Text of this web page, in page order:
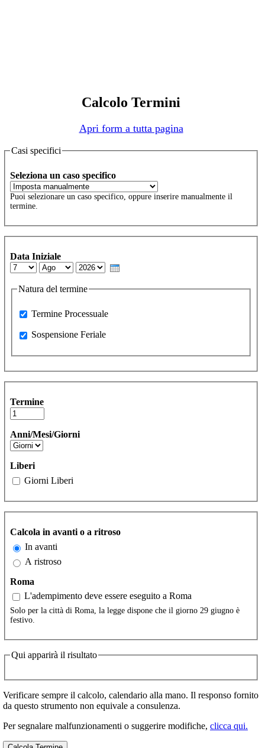
Calcolo Termini
Apri form a tutta pagina
Casi specifici
Seleziona un caso specifico
Puoi selezionare un caso specifico, oppure inserire manualmente il
termine.
Data Iniziale
Day
Month Year
Natura del termine
Processuale
Termine Processuale
Sospensione Feriale
Sospensione Feriale
Termine
Anni/Mesi/Giorni
Liberi
Giorni Liberi
Calcola in avanti o a ritroso
In avanti
A ristroso
Roma
L'adempimento deve essere eseguito a Roma
Solo per la città di Roma, la legge dispone che il giorno 29 giugno è
festivo.
Qui apparirà il risultato
Verificare sempre il calcolo, calendario alla mano. Il responso fornito
da questo strumento non equivale a consulenza.
Per segnalare malfunzionamenti o suggerire modifiche, clicca qui.